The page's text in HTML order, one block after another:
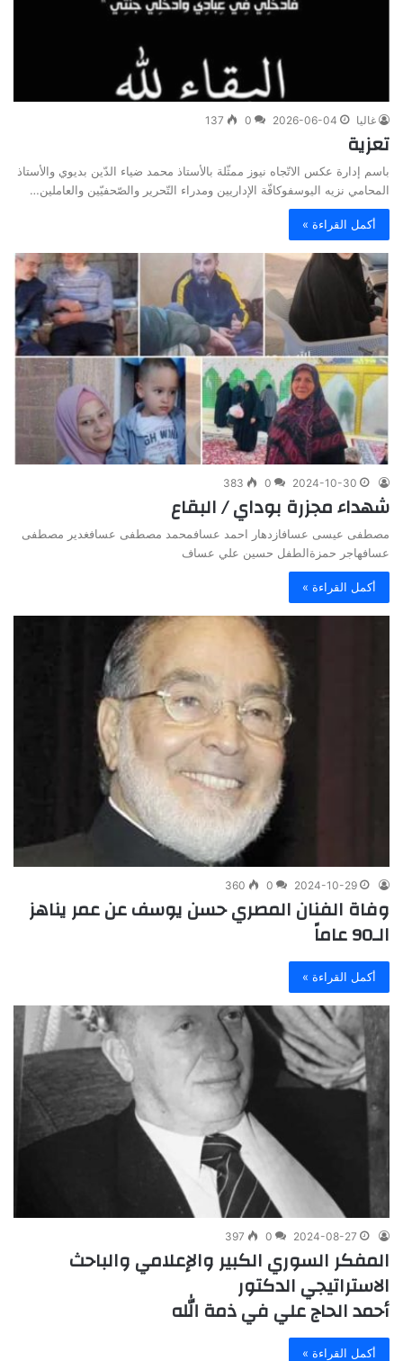
غاليا 2026-06-04
0
137
تعزية
باسم إدارة عكس الاتّجاه نيوز ممثّلة بالأستاذ محمد ضياء الدّين بديوي والأستاذ
المحامي نزيه اليوسفوكافّة الإداريين ومدراء التّحرير والصّحفيّين والعاملين…
أكمل القراءة »
2024-10-30
0
383
شهداء مجزرة بوداي / البقاع
مصطفى عيسى عسافازدهار احمد عسافمحمد مصطفى عسافغدير مصطفى
عسافهاجر حمزةالطفل حسين علي عساف
أكمل القراءة »
2024-10-29
0
360
وفاة الفنان المصري حسن يوسف عن عمر يناهز
الـ90 عاماً
أكمل القراءة »
2024-08-27
0
397
المفكر السوري الكبير والإعلامي والباحث
الاستراتيجي الدكتور
أحمد الحاج علي في ذمة الله
أكمل القراءة »